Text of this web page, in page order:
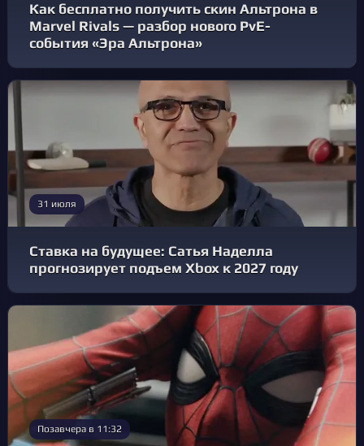
Как бесплатно получить скин Альтрона в
Marvel Rivals — разбор нового PvE-
события «Эра Альтрона»
31 июля
Ставка на будущее: Сатья Наделла
прогнозирует подъем Xbox к 2027 году
Позавчера в 11:32